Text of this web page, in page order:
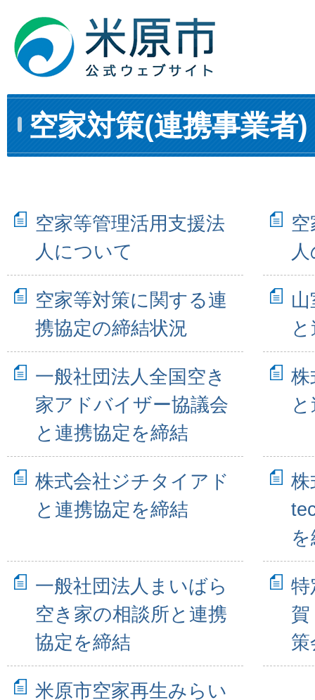
空家対策(連携事業者)
空家等管理活用支援法
人について
空家等対策に関する連
携協定の締結状況
一般社団法人全国空き
家アドバイザー協議会
と連携協定を締結
株
株式会社ジチタイアド
と連携協定を締結
株
一般社団法人まいばら
空き家の相談所と連携
協定を締結
特
策
米原市空家再生みらい